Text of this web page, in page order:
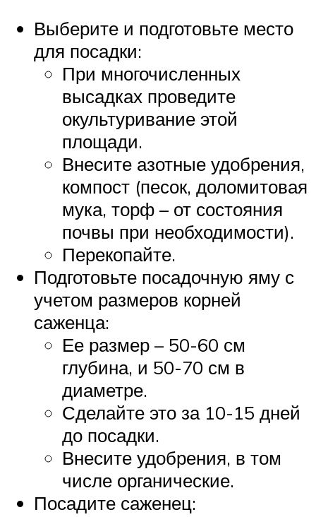
Выберите и подготовьте место
для посадки:
При многочисленных
высадках проведите
окультуривание этой
площади.
Внесите азотные удобрения,
компост (песок, доломитовая
мука, торф – от состояния
почвы при необходимости).
Перекопайте.
Подготовьте посадочную яму с
учетом размеров корней
саженца:
Ее размер – 50-60 см
глубина, и 50-70 см в
диаметре.
Сделайте это за 10-15 дней
до посадки.
Внесите удобрения, в том
числе органические.
Посадите саженец: